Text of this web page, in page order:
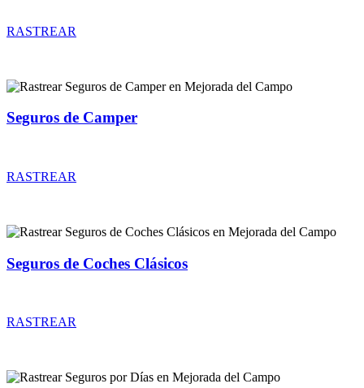
RASTREAR
Seguros de Camper
RASTREAR
Seguros de Coches Clásicos
RASTREAR